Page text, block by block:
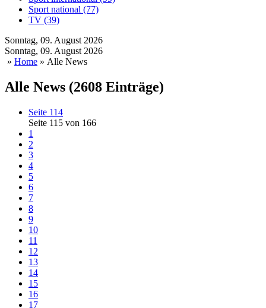
Sport national (77)
TV (39)
Sonntag, 09. August 2026
Sonntag, 09. August 2026
» Home » Alle News
Alle News (2608 Einträge)
Seite 114
Seite 115 von 166
1
2
3
4
5
6
7
8
9
10
11
12
13
14
15
16
17